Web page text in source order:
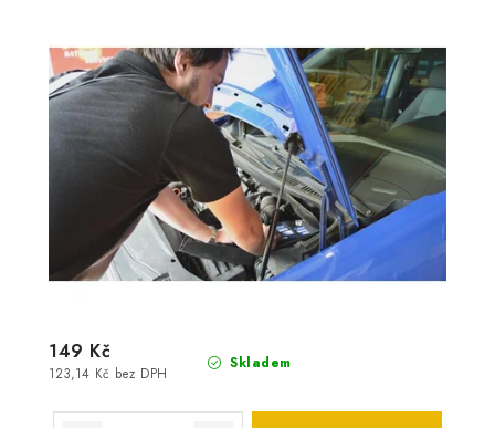
Skladem
123,14 Kč bez DPH
149 Kč